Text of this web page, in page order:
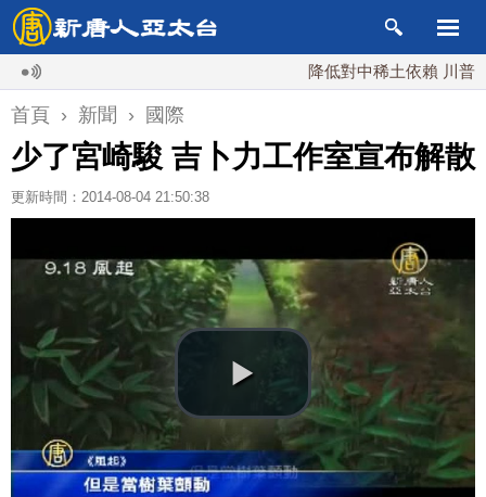
降低對中稀土依賴 川普宣布礦
首頁 › 新聞 › 國際
少了宮崎駿 吉卜力工作室宣布解散
更新時間：2014-08-04 21:50:38